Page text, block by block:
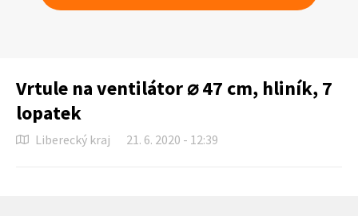
Vrtule na ventilátor ⌀ 47 cm, hliník, 7
lopatek
Liberecký kraj 21. 6. 2020 - 12:39